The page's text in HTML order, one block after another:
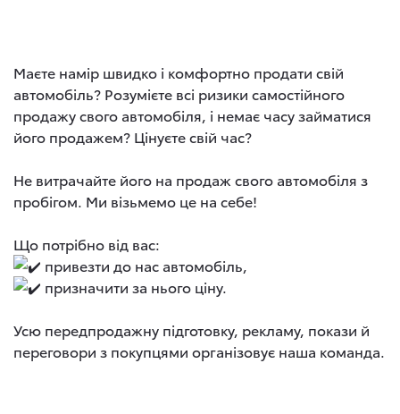
Маєте намір швидко і комфортно продати свій
автомобіль? Розумієте всі ризики самостійного
продажу свого автомобіля, і немає часу займатися
його продажем? Цінуєте свій час?
Не витрачайте його на продаж свого автомобіля з
пробігом. Ми візьмемо це на себе!
Що потрібно від вас:
привезти до нас автомобіль,
призначити за нього ціну.
Усю передпродажну підготовку, рекламу, покази й
переговори з покупцями організовує наша команда.